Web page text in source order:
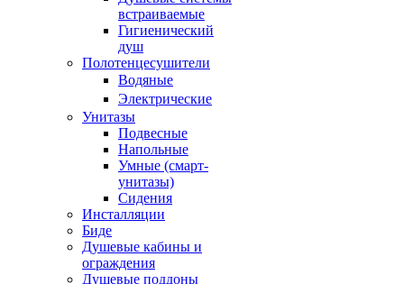
встраиваемые
Гигиенический
душ
Полотенцесушители
ㅤВодяные
ㅤЭлектрические
Унитазы
Подвесные
Напольные
Умные (смарт-
унитазы)
Сидения
Инсталляции
Биде
Душевые кабины и
ограждения
Душевые поддоны